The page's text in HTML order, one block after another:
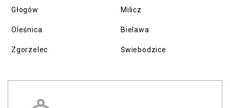
Głogów
Oleśnica
Zgorzelec
Milicz
Bielawa
Świebodzice